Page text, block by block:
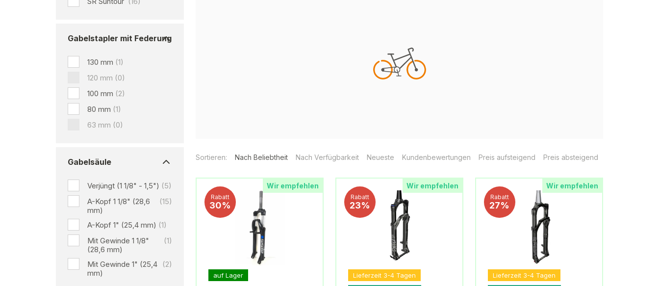
Gabelstapler mit Federung
130 mm (1)
120 mm (0)
100 mm (2)
80 mm (1)
63 mm (0)
Gabelsäule
Verjüngt (1 1/8" - 1,5") (5)
A-Kopf 1 1/8" (28,6
mm)
(15)
A-Kopf 1" (25,4 mm) (1)
Mit Gewinde 1 1/8"
(28,6 mm)
(1)
Mit Gewinde 1" (25,4
mm)
(2)
Sortieren: Nach Beliebtheit Nach Verfügbarkeit Neueste Kundenbewertungen Preis aufsteigend Preis absteigend
Wir empfehlen
Rabatt
30%
auf Lager
Wir empfehlen
Rabatt
23%
Lieferzeit 3-4 Tagen
Wir empfehlen
Rabatt
27%
Lieferzeit 3-4 Tagen